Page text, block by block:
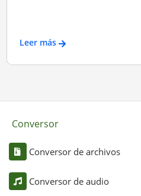
Leer más
Conversor
Conversor de archivos
Conversor de audio